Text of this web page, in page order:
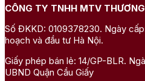
CÔNG TY TNHH MTV
Số ĐKKD: 0109378230. Ngày
hoạch và đầu tư Hà Nội.
Giấy phép bán lẻ: 14/GP-BLR.
UBND Quận Cầu Giấy